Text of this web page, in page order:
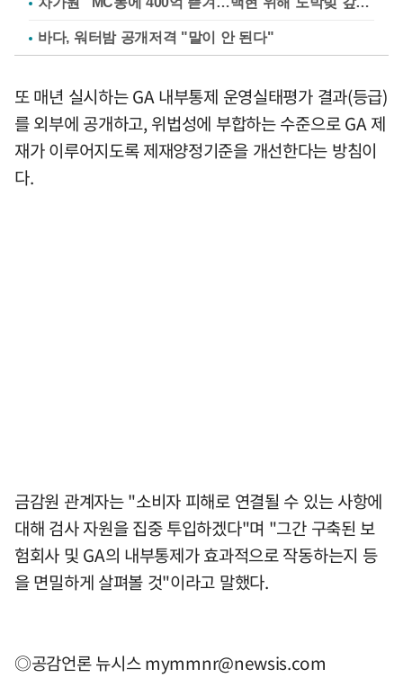
바다, 워터밤 공개저격 "말이 안 된다"
또 매년 실시하는 GA 내부통제 운영실태평가 결과(등급)
를 외부에 공개하고, 위법성에 부합하는 수준으로 GA 제
재가 이루어지도록 제재양정기준을 개선한다는 방침이
다.
금감원 관계자는 "소비자 피해로 연결될 수 있는 사항에
대해 검사 자원을 집중 투입하겠다"며 "그간 구축된 보
험회사 및 GA의 내부통제가 효과적으로 작동하는지 등
을 면밀하게 살펴볼 것"이라고 말했다.
◎공감언론 뉴시스mymmnr@newsis.com